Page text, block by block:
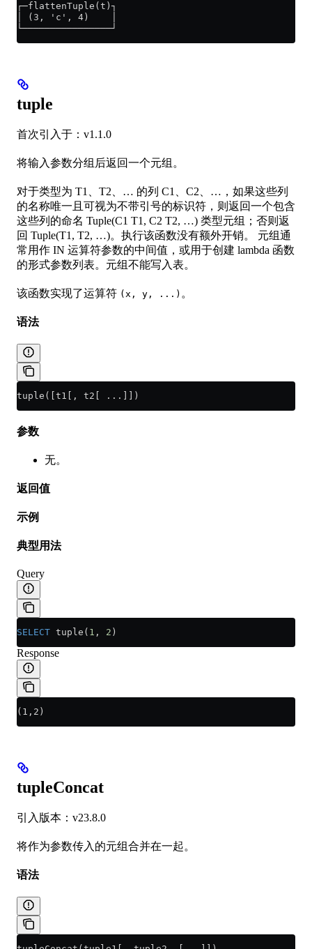
┌─flattenTuple(t)┐
│ (3, 'c', 4)    │
└────────────────┘
tuple
首次引入于：v1.1.0
将输入参数分组后返回一个元组。
对于类型为 T1、T2、… 的列 C1、C2、…，如果这些列
的名称唯一且可视为不带引号的标识符，则返回一个包含
这些列的命名 Tuple(C1 T1, C2 T2, …) 类型元组；否则返
回 Tuple(T1, T2, …)。执行该函数没有额外开销。 元组通
常用作 IN 运算符参数的中间值，或用于创建 lambda 函数
的形式参数列表。元组不能写入表。
该函数实现了运算符 (x, y, ...) 。
语法
tuple([t1[, t2[ ...]])
参数
无。
返回值
示例
典型用法
Query
SELECT tuple( 1 , 2 )
Response
(1,2)
tupleConcat
引入版本：v23.8.0
将作为参数传入的元组合并在一起。
语法